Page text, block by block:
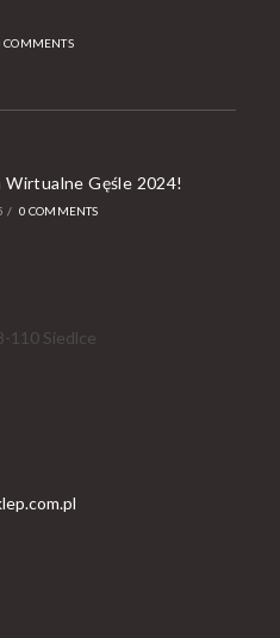
COMMENTS
Wirtualne Gęśle 2024!
/ 0 COMMENTS
110 Siedlce